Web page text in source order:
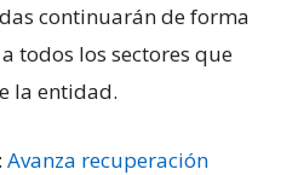
continuarán de forma
todos los sectores que
la entidad.
: Avanza recuperación